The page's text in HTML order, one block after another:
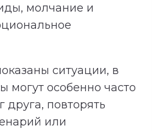
молчание и
ситуации, в
могут особенно часто
друга, повторять
или